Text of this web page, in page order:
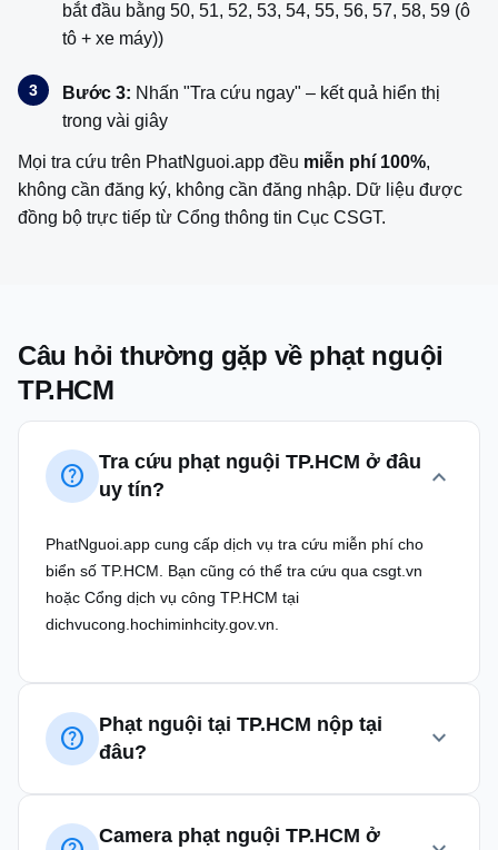
bắt đầu bằng 50, 51, 52, 53, 54, 55, 56, 57, 58, 59 (ô
tô + xe máy))
Bước 3: Nhấn "Tra cứu ngay" – kết quả hiển thị
trong vài giây
Mọi tra cứu trên PhatNguoi.app đều miễn phí 100%,
không cần đăng ký, không cần đăng nhập. Dữ liệu được
đồng bộ trực tiếp từ Cổng thông tin Cục CSGT.
Câu hỏi thường gặp về phạt nguội
TP.HCM
help
Tra cứu phạt nguội TP.HCM ở đâu
uy tín?
expand_more
PhatNguoi.app cung cấp dịch vụ tra cứu miễn phí cho
biển số TP.HCM. Bạn cũng có thể tra cứu qua csgt.vn
hoặc Cổng dịch vụ công TP.HCM tại
dichvucong.hochiminhcity.gov.vn.
help
Phạt nguội tại TP.HCM nộp tại
đâu?
expand_more
Đạo) hoặc Đội CSGT khu vực bạn vi phạm. Có thể nộp
Camera phạt nguội TP.HCM ở